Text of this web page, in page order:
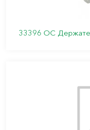
33396 ОС